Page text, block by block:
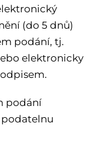
(do 5 dnů)
podání, tj.
elektronicky
podání